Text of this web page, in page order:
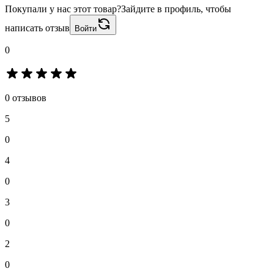
Покупали у нас этот товар?Зайдите в профиль, чтобы
написать отзыв
Войти
0
0 отзывов
5
0
4
0
3
0
2
0